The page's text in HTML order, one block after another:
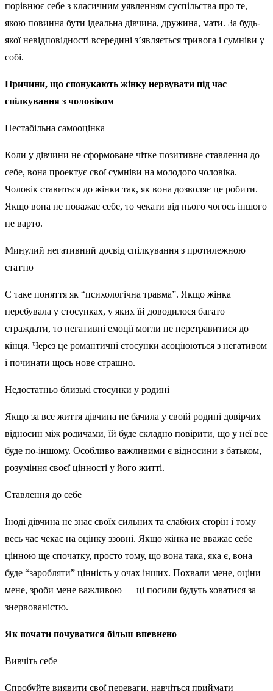
порівнює себе з класичним уявленням суспільства про те,
якою повинна бути ідеальна дівчина, дружина, мати. За будь-
якої невідповідності всередині з’являється тривога і сумніви у
собі.
Причини, що спонукають жінку нервувати під час
спілкування з чоловіком
Нестабільна самооцінка
Коли у дівчини не сформоване чітке позитивне ставлення до
себе, вона проектує свої сумніви на молодого чоловіка.
Чоловік ставиться до жінки так, як вона дозволяє це робити.
Якщо вона не поважає себе, то чекати від нього чогось іншого
не варто.
Минулий негативний досвід спілкування з протилежною
статтю
Є таке поняття як “психологічна травма”. Якщо жінка
перебувала у стосунках, у яких їй доводилося багато
страждати, то негативні емоції могли не перетравитися до
кінця. Через це романтичні стосунки асоціюються з негативом
і починати щось нове страшно.
Недостатньо близькі стосунки у родині
Якщо за все життя дівчина не бачила у своїй родині довірчих
відносин між родичами, їй буде складно повірити, що у неї все
буде по-іншому. Особливо важливими є відносини з батьком,
розуміння своєї цінності у його житті.
Ставлення до себе
Іноді дівчина не знає своїх сильних та слабких сторін і тому
весь час чекає на оцінку ззовні. Якщо жінка не вважає себе
цінною ще спочатку, просто тому, що вона така, яка є, вона
буде “заробляти” цінність у очах інших. Похвали мене, оціни
мене, зроби мене важливою — ці посили будуть ховатися за
знервованістю.
Як почати почуватися більш впевнено
Вивчіть себе
Спробуйте виявити свої переваги, навчіться приймати